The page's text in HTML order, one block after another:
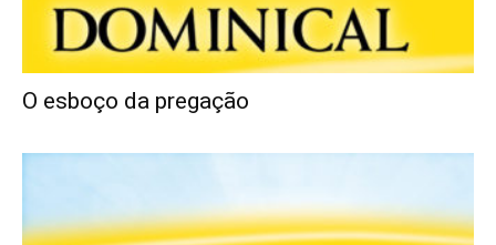
O esboço da pregação